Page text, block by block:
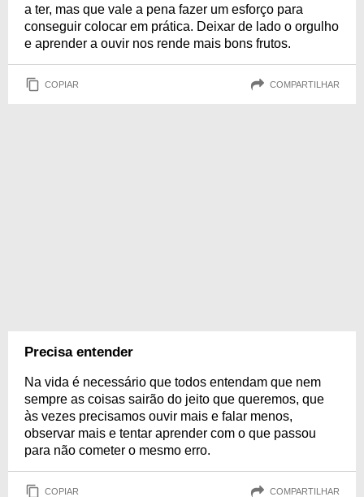
a ter, mas que vale a pena fazer um esforço para
conseguir colocar em prática. Deixar de lado o orgulho
e aprender a ouvir nos rende mais bons frutos.
COPIAR COMPARTILHAR
Precisa entender
Na vida é necessário que todos entendam que nem
sempre as coisas sairão do jeito que queremos, que
às vezes precisamos ouvir mais e falar menos,
observar mais e tentar aprender com o que passou
para não cometer o mesmo erro.
COPIAR COMPARTILHAR